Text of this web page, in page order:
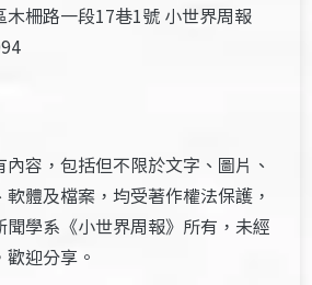
木柵路一段17巷1號 小世界周報
容，包括但不限於文字、圖片、
體及檔案，均受著作權法保護，
學系《小世界周報》所有，未經
迎分享。